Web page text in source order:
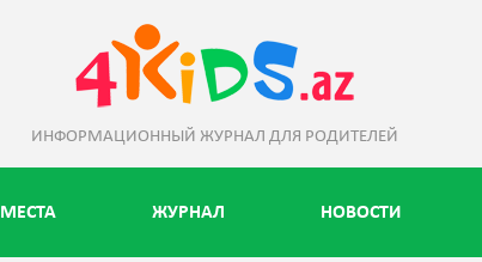
ИНФОРМАЦИОННЫЙ ЖУРНАЛ ДЛЯ РОДИТЕЛЕЙ
МЕСТА ЖУРНАЛ НОВОСТИ